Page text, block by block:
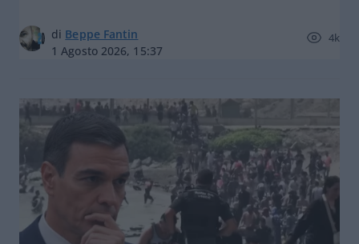
di Beppe Fantin
1 Agosto 2026, 15:37
4k